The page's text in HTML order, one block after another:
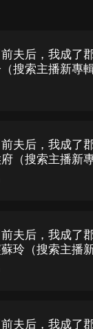
公眾號，通過下
客服都未取得
夫后，我成了
搜索主播新專
夫后，我成了
（搜索主播新
夫后，我成了
玲（搜索主播
）
夫后，我成了